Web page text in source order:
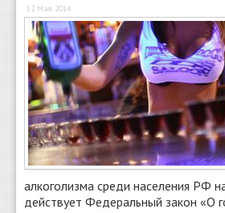
О сайте
12 Мая 2014
алкоголизма среди населения РФ
действует Федеральный закон «О